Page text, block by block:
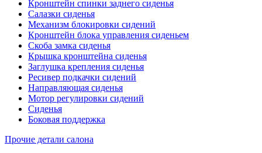
Кронштейн спинки заднего сиденья
Салазки сиденья
Механизм блокировки сидений
Кронштейн блока управления сиденьем
Скоба замка сиденья
Крышка кронштейна сиденья
Заглушка крепления сиденья
Ресивер подкачки сидений
Направляющая сиденья
Мотор регулировки сидений
Сиденья
Боковая поддержка
Прочие детали салона